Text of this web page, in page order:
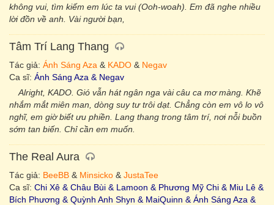
không vui, tìm kiếm em lúc ta vui (Ooh-woah). Em đã nghe nhiều
lời đồn về anh. Vài người bạn,
Tâm Trí Lang Thang
Tác giả: Ánh Sáng Aza & KADO & Negav
Ca sĩ: Ánh Sáng Aza & Negav
Alright, KADO. Gió vẫn hát ngân nga vài câu ca mơ màng. Khẽ
nhắm mắt miên man, dòng suy tư trôi dạt. Chẳng còn em vô lo vô
nghĩ, em giờ biết ưu phiền. Lang thang trong tâm trí, nơi nỗi buồn
sớm tan biến. Chỉ cần em muốn.
The Real Aura
Tác giả: BeeBB & Minsicko & JustaTee
Ca sĩ: Chi Xê & Châu Bùi & Lamoon & Phương Mỹ Chi & Miu Lê &
Bích Phương & Quỳnh Anh Shyn & MaiQuinn & Ánh Sáng Aza &